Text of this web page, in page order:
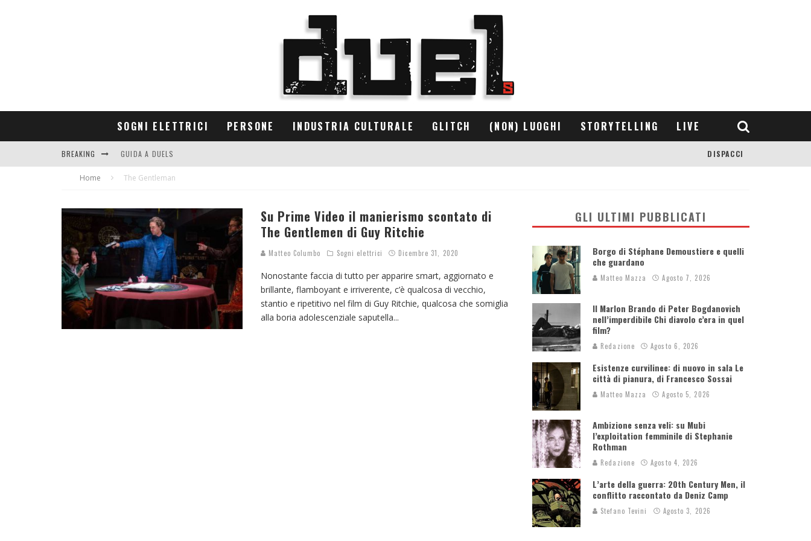
SOGNI ELETTRICI PERSONE INDUSTRIA CULTURALE GLITCH (NON) LUOGHI STORYTELLING LIVE
BREAKING GUIDA A DUELS
CONTRIBUTORS
DISPACCI
Home The Gentleman
Su Prime Video il manierismo scontato di
The Gentlemen di Guy Ritchie
Matteo Columbo Sogni elettrici Dicembre 31, 2020
Nonostante faccia di tutto per apparire smart, aggiornato e
brillante, flamboyant e irriverente, c’è qualcosa di vecchio,
stantio e ripetitivo nel film di Guy Ritchie, qualcosa che somiglia
alla boria adolescenziale saputella...
GLI ULTIMI PUBBLICATI
Borgo di Stéphane Demoustiere e quelli
che guardano
Matteo Mazza Agosto 7, 2026
Il Marlon Brando di Peter Bogdanovich
nell’imperdibile Chi diavolo c’era in quel
film?
Redazione Agosto 6, 2026
Esistenze curvilinee: di nuovo in sala Le
città di pianura, di Francesco Sossai
Matteo Mazza Agosto 5, 2026
Ambizione senza veli: su Mubi
l’exploitation femminile di Stephanie
Rothman
Redazione Agosto 4, 2026
L’arte della guerra: 20th Century Men, il
conflitto raccontato da Deniz Camp
Stefano Tevini Agosto 3, 2026